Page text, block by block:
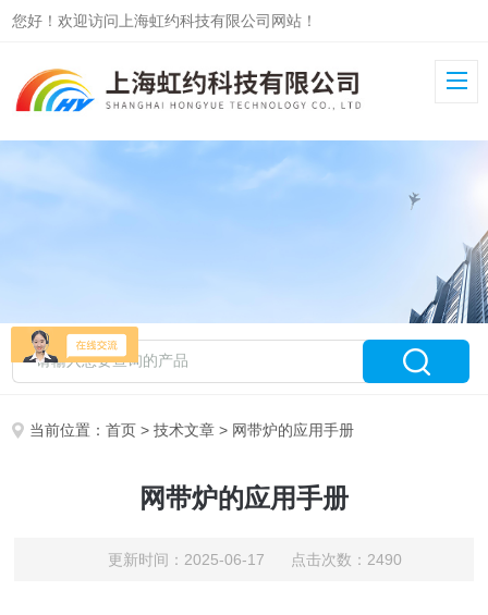
您好！欢迎访问上海虹约科技有限公司网站！
当前位置：首页 >技术文章 > 网带炉的应用手册
网带炉的应用手册
更新时间：2025-06-17 点击次数：2490